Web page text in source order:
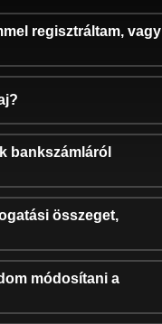
regisztráltam, vagy
bankszámláról
összeget,
módosítani a